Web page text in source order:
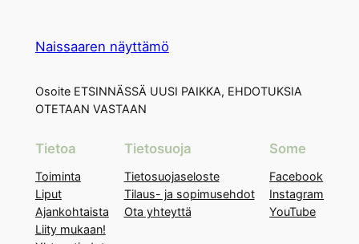
Naissaaren näyttämö
Osoite ETSINNÄSSÄ UUSI PAIKKA, EHDOTUKSIA
OTETAAN VASTAAN
Tietoa
Toiminta
Liput
Ajankohtaista
Liity mukaan!
Tietosuoja
Tietosuojaseloste
Tilaus- ja sopimusehdot
Ota yhteyttä
Some
Facebook
Instagram
YouTube